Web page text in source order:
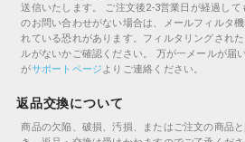
送信いたします。
ご注文後2-3営業日が経過し
のお問い合わせがない場合は、メールフィルタ
れている恐れがあります。フィルタリングされ
ルがないかご確認ください。
万が一メールが届
がサポートページよりご連絡ください。
返品交換について
商品の欠陥、破損、汚損、またはご注文の商品